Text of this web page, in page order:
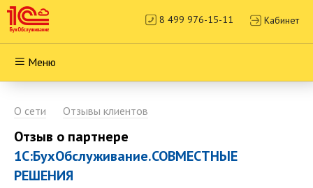
8 499 976-15-11 Кабинет
Меню
О сети Отзывы клиентов
Отзыв о партнере
1С:БухОбслуживание.СОВМЕСТНЫЕ
РЕШЕНИЯ